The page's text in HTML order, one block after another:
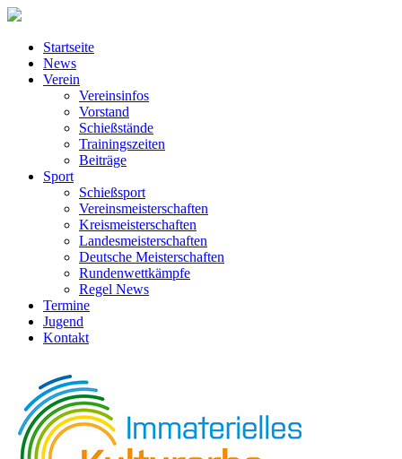
Startseite
News
Verein
Vereinsinfos
Vorstand
Schießstände
Trainingszeiten
Beiträge
Sport
Schießsport
Vereinsmeisterschaften
Kreismeisterschaften
Landesmeisterschaften
Deutsche Meisterschaften
Rundenwettkämpfe
Regel News
Termine
Jugend
Kontakt